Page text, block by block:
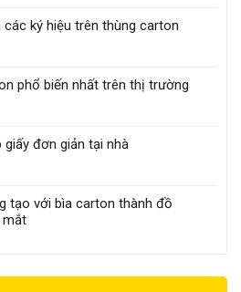
các ký hiệu trên thùng carton
phổ biến nhất trên thị trường
giấy đơn giản tại nhà
tạo với bìa carton thành đồ
mắt